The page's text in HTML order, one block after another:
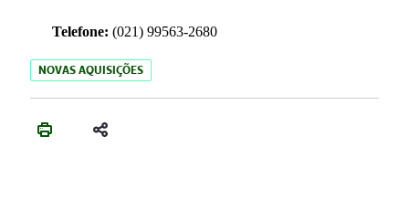
Telefone: (021) 99563-2680
NOVAS AQUISIÇÕES